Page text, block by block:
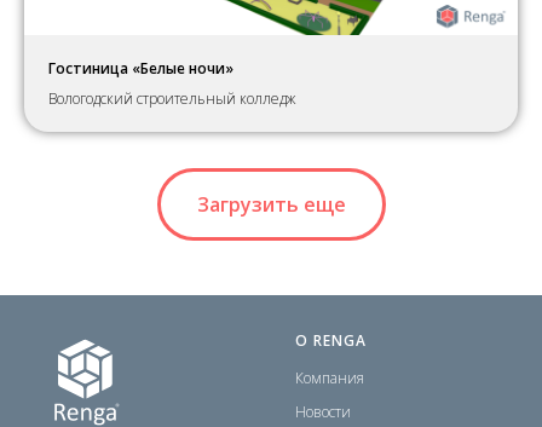
Гостиница «Белые ночи»
Вологодский строительный колледж
Загрузить еще
О RENGA
Компания
Новости